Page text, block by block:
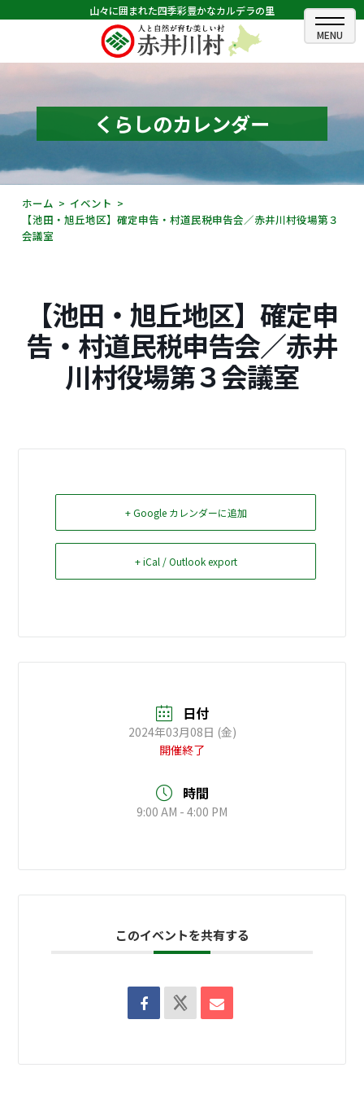
山々に囲まれた四季彩豊かなカルデラの里
ホーム
むらのできごと
むらのプロフィール
くらしの情報
村長室
観光・イベント情報
あかいがわ広報
お問い合せ
くらしのカレンダー
ホーム
イベント
【池田・旭丘地区】確定申告・村道民税申告会／赤井川村役場第３
会議室
【池田・旭丘地区】確定申
告・村道民税申告会／赤井
川村役場第３会議室
+ Google カレンダーに追加
+ iCal / Outlook export
日付
2024年03月08日 (金)
開催終了
時間
9:00 AM - 4:00 PM
このイベントを共有する